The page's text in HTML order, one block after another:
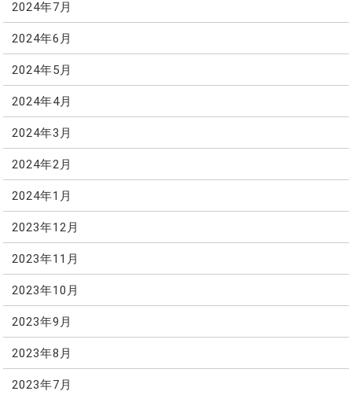
2024年7月
2024年6月
2024年5月
2024年4月
2024年3月
2024年2月
2024年1月
2023年12月
2023年11月
2023年10月
2023年9月
2023年8月
2023年7月